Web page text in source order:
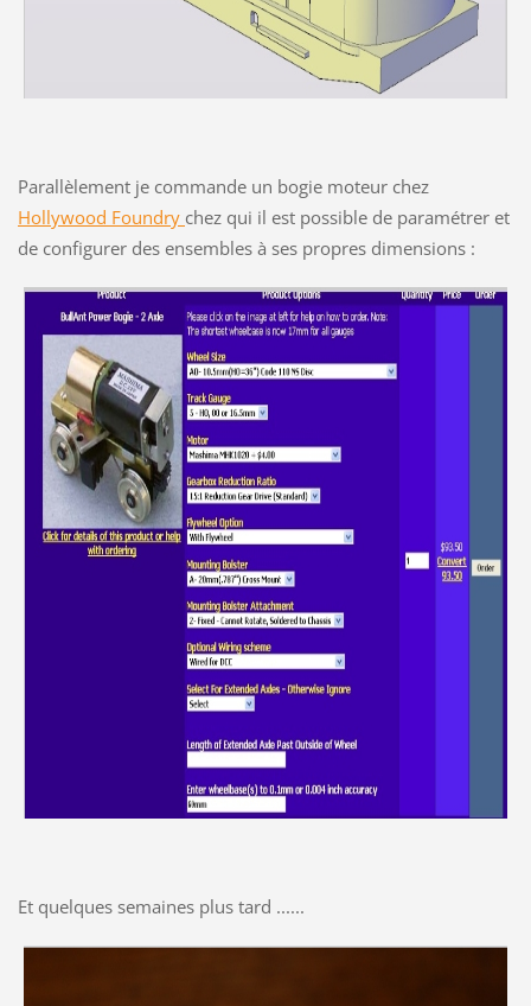
Parallèlement je commande un bogie moteur chez
Hollywood Foundry chez qui il est possible de paramétrer et
de configurer des ensembles à ses propres dimensions :
Et quelques semaines plus tard ......